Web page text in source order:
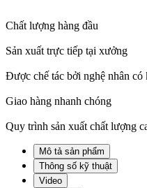
Chất lượng hàng đầu
Sản xuất trực tiếp tại xưởng
Được chế tác bởi nghệ nhân có
Giao hàng nhanh chóng
Quy trình sản xuất chất lượng
Mô tả sản phẩm
Thông số kỹ thuật
Video